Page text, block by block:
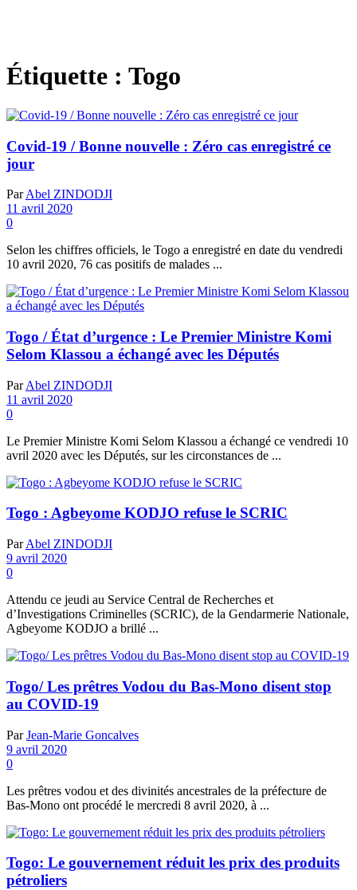
Étiquette : Togo
Covid-19 / Bonne nouvelle : Zéro cas enregistré ce
jour
Par Abel ZINDODJI
11 avril 2020
0
Selon les chiffres officiels, le Togo a enregistré en date du vendredi
10 avril 2020, 76 cas positifs de malades ...
Togo / État d’urgence : Le Premier Ministre Komi
Selom Klassou a échangé avec les Députés
Par Abel ZINDODJI
11 avril 2020
0
Le Premier Ministre Komi Selom Klassou a échangé ce vendredi 10
avril 2020 avec les Députés, sur les circonstances de ...
Togo : Agbeyome KODJO refuse le SCRIC
Par Abel ZINDODJI
9 avril 2020
0
Attendu ce jeudi au Service Central de Recherches et
d’Investigations Criminelles (SCRIC), de la Gendarmerie Nationale,
Agbeyome KODJO a brillé ...
Togo/ Les prêtres Vodou du Bas-Mono disent stop
au COVID-19
Par Jean-Marie Goncalves
9 avril 2020
0
Les prêtres vodou et des divinités ancestrales de la préfecture de
Bas-Mono ont procédé le mercredi 8 avril 2020, à ...
Togo: Le gouvernement réduit les prix des produits
pétroliers